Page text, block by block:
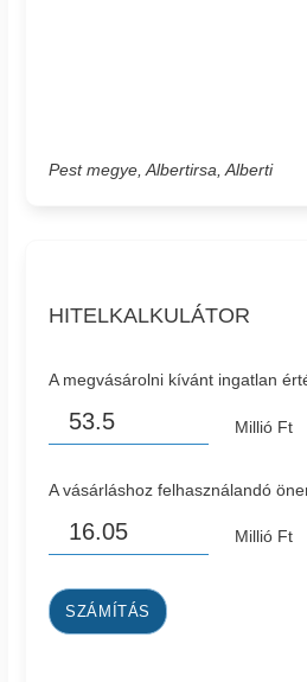
Pest megye, Albertirsa, Alberti
HITELKALKULÁTOR
A megvásárolni kívánt ingatlan
Millió Ft
A vásárláshoz felhasználandó
Millió Ft
SZÁMÍTÁS